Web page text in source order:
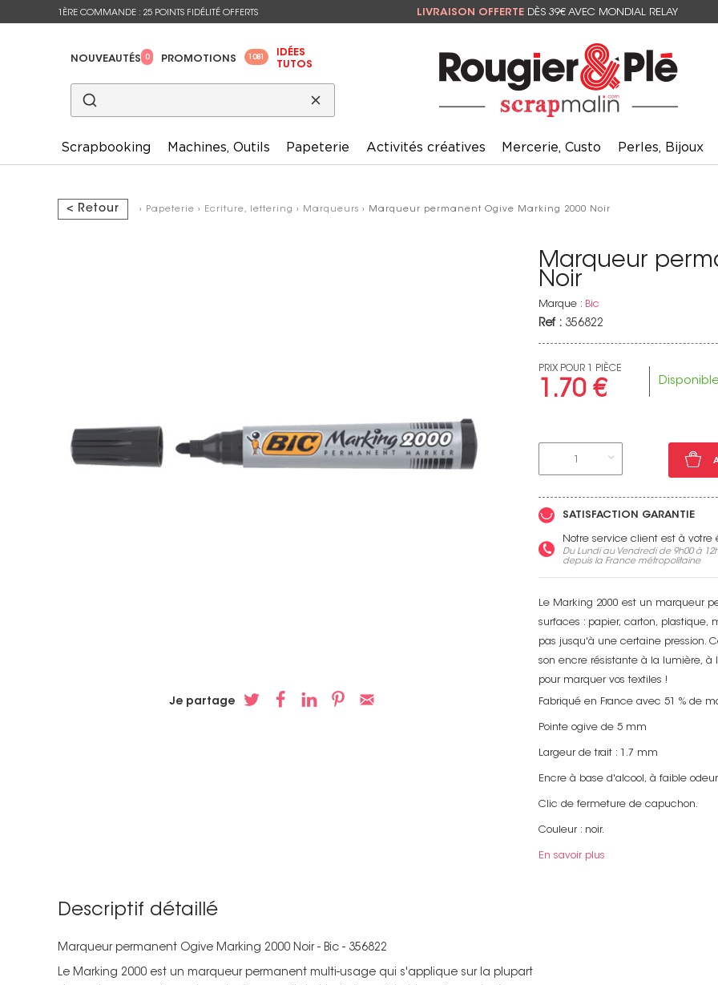
1ÈRE COMMANDE : 25 POINTS FIDÉLITÉ OFFERTS LIVRAISON OFFERTE DÈS 39€ AVEC MONDIAL RELAY
NOUVEAUTÉS 0 PROMOTIONS 1081
IDÉES
TUTOS
Scrapbooking Machines, Outils Papeterie Activités créatives Mercerie, Custo Perles, Bijoux
Voir toutes nos marques
< Retour › Papeterie › Ecriture, lettering › Marqueurs › Marqueur permanent Ogive Marking 2000 Noir
Je partage
Marqueur
Noir
Marque : Bic
Ref : 356822
PRIX POUR 1 PIÈCE
1.70 €
1
SATISFACTION GARANTIE
Notre service client est à
Du Lundi au Vendredi de 9h00 à
depuis la France métropolitaine
Le Marking 2000 est un marqueur
surfaces : papier, carton, plastique,
pas jusqu'à une certaine pression.
son encre résistante à la lumière, à
pour marquer vos textiles !
Fabriqué en France avec 51 % de
Pointe ogive de 5 mm
Largeur de trait : 1.7 mm
Encre à base d'alcool, à faible
Clic de fermeture de capuchon.
Couleur : noir.
En savoir plus
Descriptif détaillé
Marqueur permanent Ogive Marking 2000 Noir - Bic - 356822
Le Marking 2000 est un marqueur permanent multi-usage qui s'applique sur la plupart